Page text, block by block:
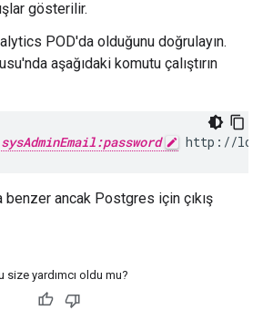
gösterilir.
POD'da olduğunu doğrulayın.
aşağıdaki komutu çalıştırın
sysAdminEmail:password http://
benzer ancak Postgres için çıkış
size yardımcı oldu mu?